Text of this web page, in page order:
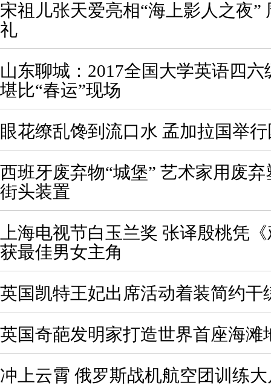
宋祖儿张天爱亮相“海上影人之夜”
礼
山东聊城：2017全国大学英语四
堪比“春运”现场
眼花缭乱馋到流口水 孟加拉国举
西班牙废弃物“城堡” 艺术家用废
街头装置
上海电视节白玉兰奖 张译殷桃凭
获最佳男女主角
英国凯特王妃出席活动着装简约干
英国奇葩发明家打造世界首座海滩
冲上云霄 俄罗斯战机航空团训练